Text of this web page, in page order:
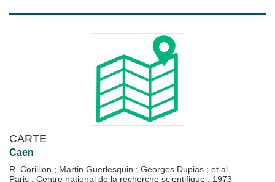
CARTE
Caen
R. Corillion ; Martin Guerlesquin ; Georges Dupias ; et al.
Paris : Centre national de la recherche scientifique ; 1973